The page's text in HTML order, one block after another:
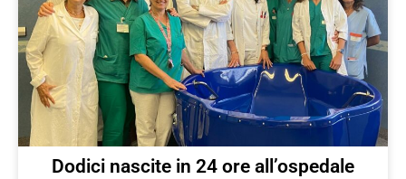
Dodici nascite in 24 ore all’ospedale